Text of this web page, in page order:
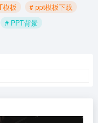
模板
# ppt模板下载
# PPT背景